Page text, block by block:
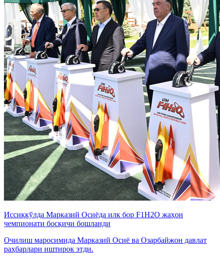
Иссиқкўлда Марказий Осиёда илк бор F1H2O жаҳон
чемпионати босқичи бошланди
Очилиш маросимида Марказий Осиё ва Озарбайжон давлат
раҳбарлари иштирок этди.